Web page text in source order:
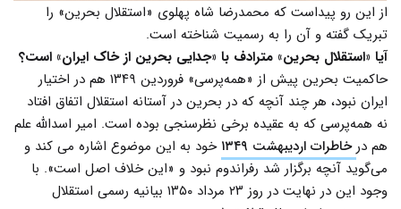
از این رو پیداست که محمدرضا شاه پهلوی «استقلال بحرین» را
تبریک گفته و آن را به رسمیت شناخته است.
آیا «استقلال بحرین» مترادف با «جدایی بحرین از خاک ایران» است؟
حاکمیت بحرین پیش از «همه‌پرسی» فروردین ۱۳۴۹ هم در اختیار
ایران نبود، هر چند آنچه که در بحرین در آستانه استقلال اتفاق افتاد
نه همه‌پرسی که به عقیده برخی نظرسنجی بوده است. امیر اسدالله علم
هم درخاطرات اردیبهشت ۱۳۴۹
خود به این موضوع اشاره می کند و
می‌گوید آنچه برگزار شد رفراندوم نبود و «این خلاف اصل است». با
وجود این در نهایت در روز ۲۳ مرداد ۱۳۵۰ بیانیه‌ رسمی استقلال